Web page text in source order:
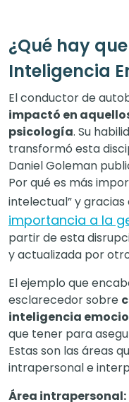
¿Qué hay
Inteligencia
El conductor de
impactó en
psicología. Su
transformó esta
Daniel Goleman
Por qué es más
intelectual” y
importancia a la
partir de esta
y actualizada por
El ejemplo que
esclarecedor sobre
inteligencia
que tener para
Estas son las áreas
intrapersonal e
Área intrapersonal: